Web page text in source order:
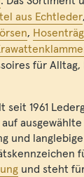
aus Echtleder,
,
für Alltag,
seit 1961
und
und steht